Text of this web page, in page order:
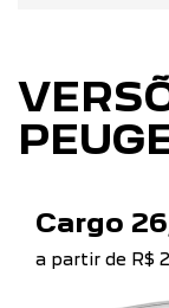
Cargo
a partir de R$